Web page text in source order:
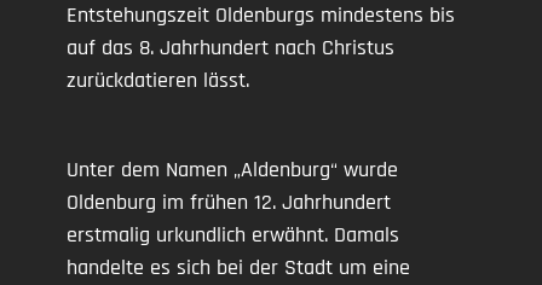
Entstehungszeit Oldenburgs mindestens bis
auf das 8. Jahrhundert nach Christus
zurückdatieren lässt.
Unter dem Namen „Aldenburg“ wurde
Oldenburg im frühen 12. Jahrhundert
erstmalig urkundlich erwähnt. Damals
handelte es sich bei der Stadt um eine